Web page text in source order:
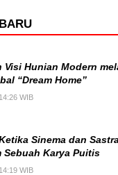
Visi Hunian Modern
“Dream Home”
WIB
Sinema dan Sastra
Sebuah Karya Puitis
WIB